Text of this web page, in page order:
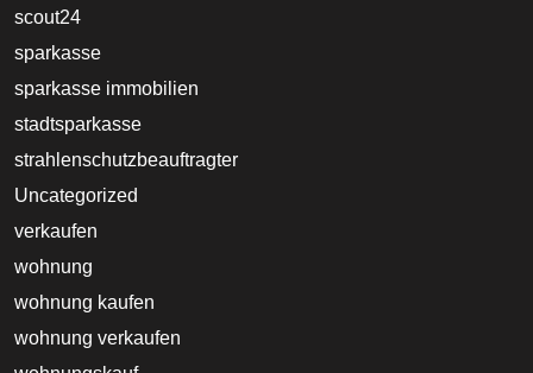
scout24
sparkasse
sparkasse immobilien
stadtsparkasse
strahlenschutzbeauftragter
Uncategorized
verkaufen
wohnung
wohnung kaufen
wohnung verkaufen